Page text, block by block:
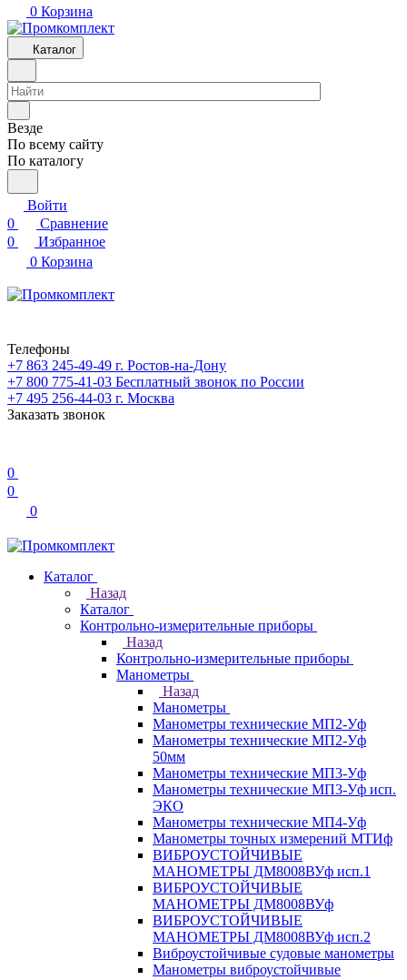
0 Корзина
Каталог
Везде
По всему сайту
По каталогу
Войти
0
Сравнение
0
Избранное
0 Корзина
Телефоны
+7 863 245-49-49 г. Ростов-на-Дону
+7 800 775-41-03 Бесплатный звонок по России
+7 495 256-44-03 г. Москва
Заказать звонок
0
0
0
Каталог
Назад
Каталог
Контрольно-измерительные приборы
Назад
Контрольно-измерительные приборы
Манометры
Назад
Манометры
Манометры технические МП2-Уф
Манометры технические МП2-Уф
50мм
Манометры технические МП3-Уф
Манометры технические МП3-Уф исп.
ЭКО
Манометры технические МП4-Уф
Манометры точных измерений МТИф
ВИБРОУСТОЙЧИВЫЕ
МАНОМЕТРЫ ДМ8008ВУф исп.1
ВИБРОУСТОЙЧИВЫЕ
МАНОМЕТРЫ ДМ8008ВУф
ВИБРОУСТОЙЧИВЫЕ
МАНОМЕТРЫ ДМ8008ВУф исп.2
Виброустойчивые судовые манометры
Манометры виброустойчивые